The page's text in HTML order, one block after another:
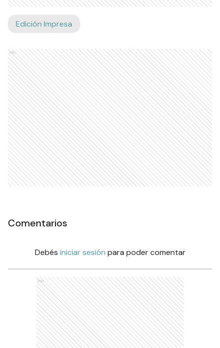
Edición Impresa
Ads
Comentarios
Debés iniciar sesión para poder comentar
Ads